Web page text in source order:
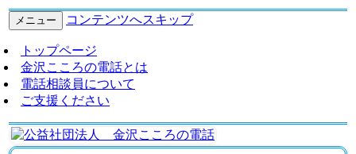
メニュー コンテンツへスキップ
トップページ
金沢こころの電話とは
電話相談員について
ご支援ください